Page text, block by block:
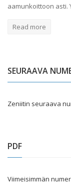
aamunkoittoon asti.
Read more
SEURAAVA
Zeniitin seuraava
PDF
Viimeisimmän